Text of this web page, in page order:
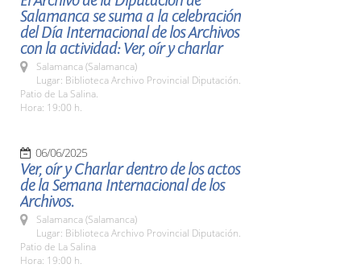
Salamanca se suma a la celebración
del Día Internacional de los Archivos
con la actividad: Ver, oír y charlar
Salamanca (Salamanca)
Lugar: Biblioteca Archivo Provincial Diputación.
Patio de La Salina.
Hora: 19:00 h.
06/06/2025
Ver, oír y Charlar dentro de los actos
de la Semana Internacional de los
Archivos.
Salamanca (Salamanca)
Lugar: Biblioteca Archivo Provincial Diputación.
Patio de La Salina
Hora: 19:00 h.